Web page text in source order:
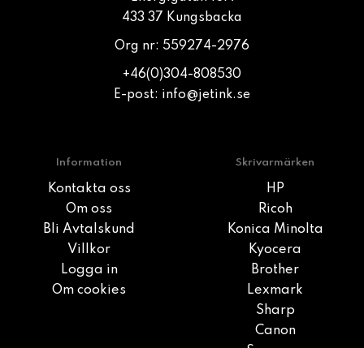
433 37 Kungsbacka
Org nr: 559274-2976
+46(0)304-808530
E-post: info@jetink.se
Information
Kontakta oss
Om oss
Bli Avtalskund
Villkor
Logga in
Om cookies
Skrivarmärken
HP
Ricoh
Konica Minolta
Kyocera
Brother
Lexmark
Sharp
Canon